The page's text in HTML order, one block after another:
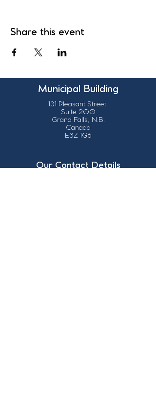
Share this event
Municipal Building
131 Pleasant Street,
Suite 200
Grand Falls, N.B.
Canada
E3Z 1G6
Our Contact Details